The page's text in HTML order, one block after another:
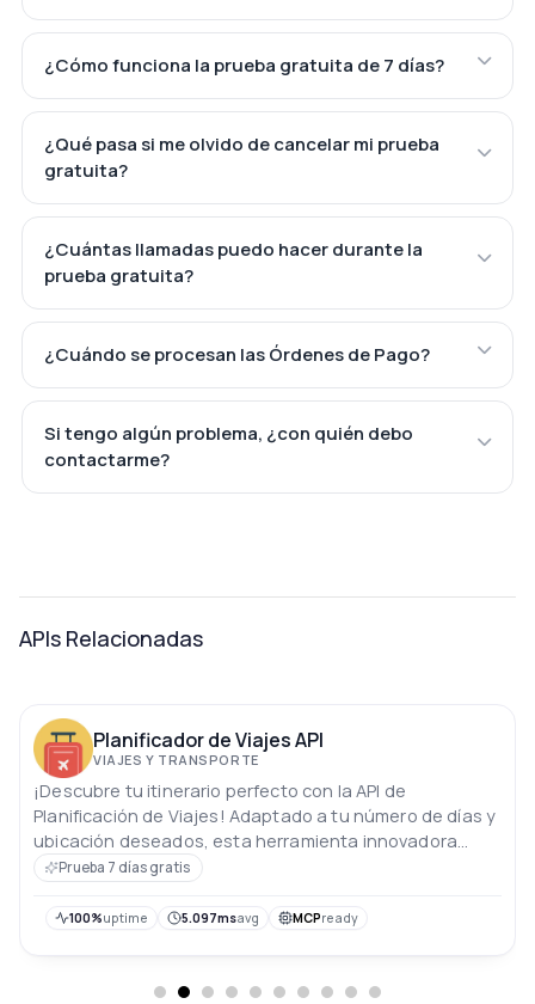
¿Cómo funciona la prueba gratuita de 7 días?
¿Qué pasa si me olvido de cancelar mi prueba
gratuita?
¿Cuántas llamadas puedo hacer durante la
prueba gratuita?
¿Cuándo se procesan las Órdenes de Pago?
Si tengo algún problema, ¿con quién debo
contactarme?
APIs Relacionadas
Planificador de Viajes API
VIAJES Y TRANSPORTE
¡Descubre tu itinerario perfecto con la API de
Planificación de Viajes! Adaptado a tu número de días y
ubicación deseados, esta herramienta innovadora
combina inteligencia artificial y tus preferencias de viaje
experiencias locales inmersivas y alojamientos ideales.
planificación sin inconvenientes para todas las almas
Prueba 7 días gratis
100%uptime 5.097msavg MCPready